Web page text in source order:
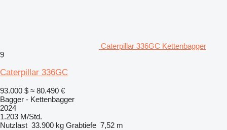
Caterpillar 336GC Kettenbagger
9
Caterpillar 336GC
93.000 $ ≈ 80.490 €
Bagger - Kettenbagger
2024
1.203 M/Std.
Nutzlast 33.900 kg Grabtiefe 7,52 m